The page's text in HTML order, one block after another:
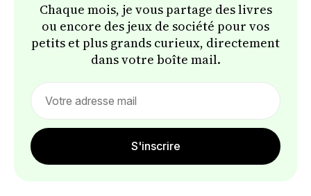
Chaque mois, je vous partage des livres
ou encore des jeux de société pour vos
petits et plus grands curieux, directement
dans votre boîte mail.
S'inscrire